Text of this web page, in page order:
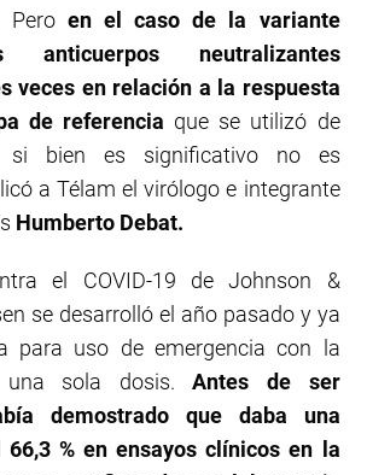
Pero en el caso de la variante
anticuerpos neutralizantes
veces en relación a la respuesta
de referencia que se utilizó de
bien es significativo no es
a Télam el virólogo e integrante
Humberto Debat.
el COVID-19 de Johnson &
se desarrolló el año pasado y ya
para uso de emergencia con la
sola dosis. Antes de ser
demostrado que daba una
% en ensayos clínicos en la